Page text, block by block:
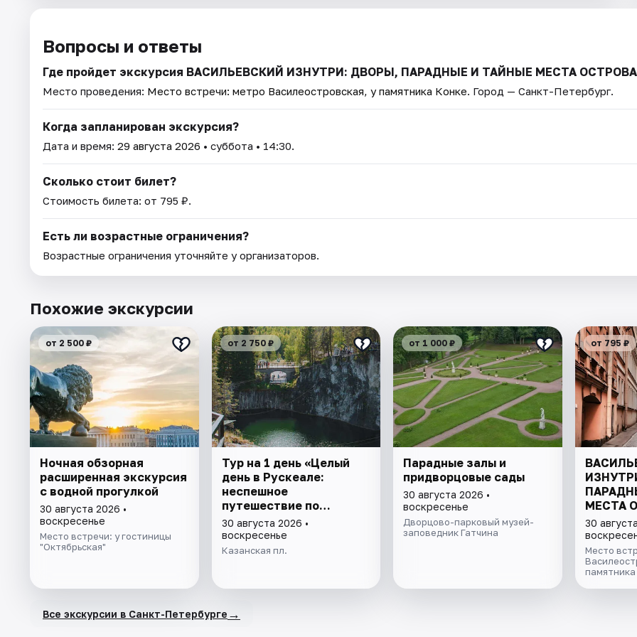
Вопросы и ответы
Где пройдет экскурсия ВАСИЛЬЕВСКИЙ ИЗНУТРИ: ДВОРЫ, ПАРАДНЫЕ И ТАЙНЫЕ МЕСТА
Место проведения: Место встречи: метро Василеостровская, у памятника Конке. Город — Санкт-Петербург.
Когда запланирован экскурсия?
Дата и время: 29 августа 2026 • суббота • 14:30.
Сколько стоит билет?
Стоимость билета: от 795 ₽.
Есть ли возрастные ограничения?
Возрастные ограничения уточняйте у организаторов.
Похожие экскурсии
от 2 500 ₽
Ночная обзорная
расширенная экскурсия
с водной прогулкой
30 августа 2026 •
воскресенье
Место встречи: у гостиницы
"Октябрьская"
от 2 750 ₽
Тур на 1 день «Целый
день в Рускеале:
неспешное
путешествие по
мраморному чуду»
30 августа 2026 •
воскресенье
Казанская пл.
от 1 000 ₽
Парадные залы и
придворцовые сады
30 августа 2026 •
воскресенье
Дворцово-парковый музей-
заповедник Гатчина
от 795 ₽
МЕСТА
30
Место
Все экскурсии в Санкт-Петербурге →